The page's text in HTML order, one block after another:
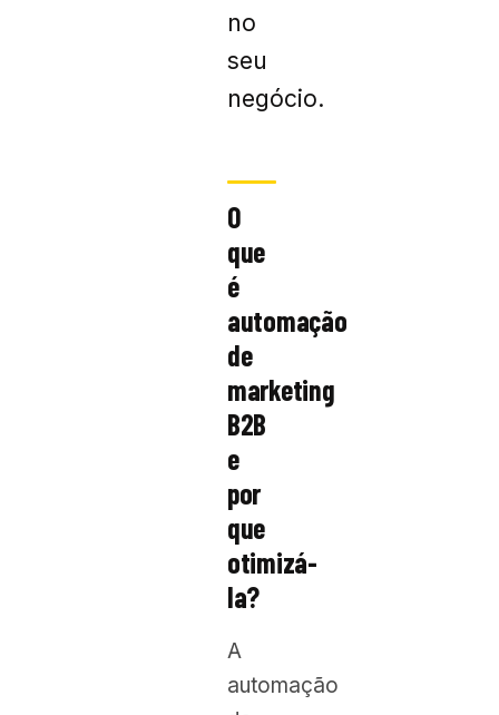
no
seu
negócio.
O
que
é
automação
de
marketing
B2B
e
por
que
otimizá-
la?
A
automação